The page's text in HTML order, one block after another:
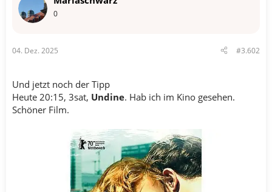
0
04. Dez. 2025 #3.602
Und jetzt noch der Tipp
Heute 20:15, 3sat, Undine. Hab ich im Kino gesehen.
Schöner Film.